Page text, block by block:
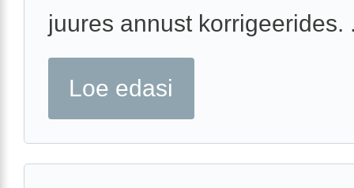
juures annust korrigeerides.
Loe edasi